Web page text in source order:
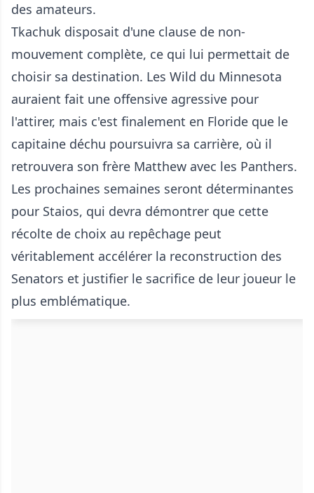
des amateurs.
Tkachuk disposait d'une clause de non-
mouvement complète, ce qui lui permettait de
choisir sa destination. Les Wild du Minnesota
auraient fait une offensive agressive pour
l'attirer, mais c'est finalement en Floride que le
capitaine déchu poursuivra sa carrière, où il
retrouvera son frère Matthew avec les Panthers.
Les prochaines semaines seront déterminantes
pour Staios, qui devra démontrer que cette
récolte de choix au repêchage peut
véritablement accélérer la reconstruction des
Senators et justifier le sacrifice de leur joueur le
plus emblématique.